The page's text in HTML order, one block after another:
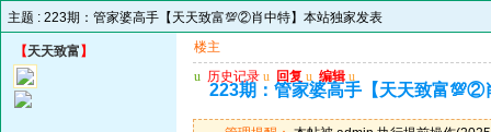
主题 : 223期：管家婆高手【天天致富💯②肖中特】本站独家发表
【天天致富 】
楼主
u 历史记录 u 回复 u 编辑 u
223期：管家婆高手【天天致富💯②